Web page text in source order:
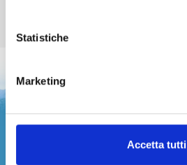
Statistiche
Marketing
Accetta tutti